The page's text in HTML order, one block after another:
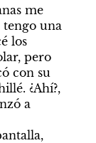
me
tengo una
los
pero
con su
¿Ahí?,
a